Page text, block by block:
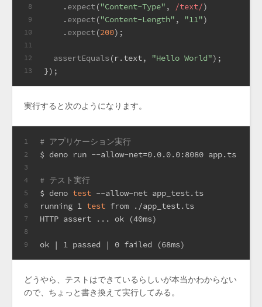
8
9
10
11
12
13
    .
expect("Content-Type" , /text/)
    .
expect("Content-Length" , "11")
    .
expect(200);
assertEquals (r.text, "Hello World");
});
実行すると次のようになります。
1
2
3
4
5
6
7
8
9
# アプリケーション実行
$ deno run --allow-net=0.0.0.0:8080 app.ts
# テスト実行
$ deno test --allow-net app_test.ts
running 1 test from ./app_test.ts
HTTP assert ... ok (40ms)
ok | 1 passed | 0 failed (68ms)
どうやら、テストはできているらしいが本当かわからない
ので、ちょっと書き換えて実行してみる。